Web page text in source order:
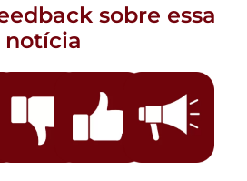
sobre essa
notícia